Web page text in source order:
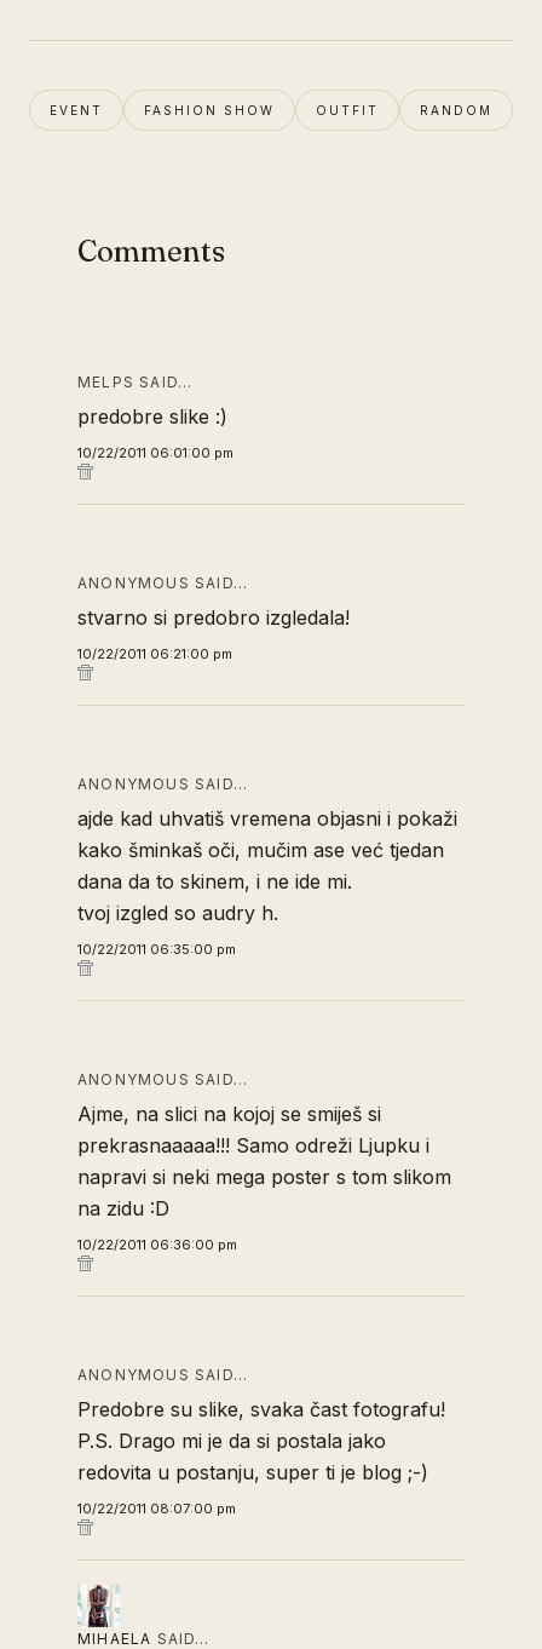
EVENT FASHION SHOW OUTFIT RANDOM
Comments
MELPS SAID…
predobre slike :)
10/22/2011 06:01:00 pm
ANONYMOUS SAID…
stvarno si predobro izgledala!
10/22/2011 06:21:00 pm
ANONYMOUS SAID…
ajde kad uhvatiš vremena objasni i pokaži
kako šminkaš oči, mučim ase već tjedan
dana da to skinem, i ne ide mi.
tvoj izgled so audry h.
10/22/2011 06:35:00 pm
ANONYMOUS SAID…
Ajme, na slici na kojoj se smiješ si
prekrasnaaaaa!!! Samo odreži Ljupku i
napravi si neki mega poster s tom slikom
na zidu :D
10/22/2011 06:36:00 pm
ANONYMOUS SAID…
Predobre su slike, svaka čast fotografu!
P.S. Drago mi je da si postala jako
redovita u postanju, super ti je blog ;-)
10/22/2011 08:07:00 pm
MIHAELA SAID…